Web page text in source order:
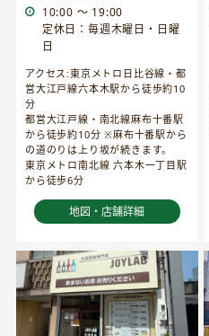
10:00 ～ 19:00
定休日：毎週木曜日・日曜
日
アクセス:東京メトロ日比谷線・都
営大江戸線六本木駅から徒歩約10
分
都営大江戸線・南北線麻布十番駅
から徒歩約10分 ※麻布十番駅から
の道のりは上り坂が続きます。
東京メトロ南北線 六本木一丁目駅
から徒歩6分
地図・店舗詳細